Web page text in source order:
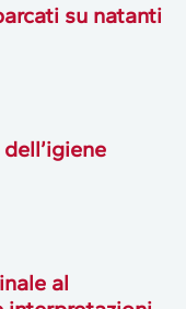
su natanti
al